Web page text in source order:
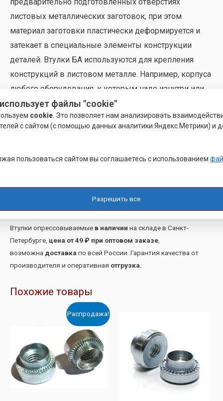
листовых металлических заготовок, при этом
материал заготовки пластически деформируется и
затекает в специальные элементы конструкции
деталей. Втулки БА используются для крепления
конструкций в листовом металле. Например, корпуса
любого оборудования, к которым надо изнутри или
снаружи крепить другие детали, панели, печатные
платы и т.д.
том, что развальцовочный крепеж — процесс установки в
запрессовочном крепеже такой юбки нет).
Втулки опрессовываемые в наличии на складе в Санкт-
Петербурге, цена от 49 ₽ при оптовом заказе
возможна доставка по всей России. Гарантия качества от
производителя и оперативная отгрузка.
Похожие товары
Распродажа!
файлы "cookie"
cookie . Это позволяет нам анализировать
с сайтом (с помощью данных аналитики Яндекс.Метрики) и
пользоваться сайтом вы соглашаетесь с использованием
Разрешить все